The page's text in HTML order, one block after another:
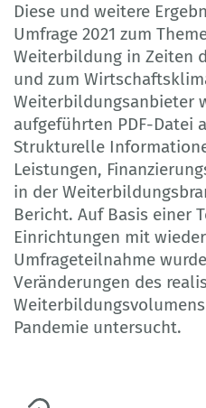
Diese und weitere
Umfrage 2021 zum
Weiterbildung in Zeiten
und zum
Weiterbildungsanbieter
aufgeführten PDF-Datei
Strukturelle
Leistungen,
in der
Bericht. Auf Basis einer
Einrichtungen mit
Umfrageteilnahme
Veränderungen des
Pandemie untersucht.